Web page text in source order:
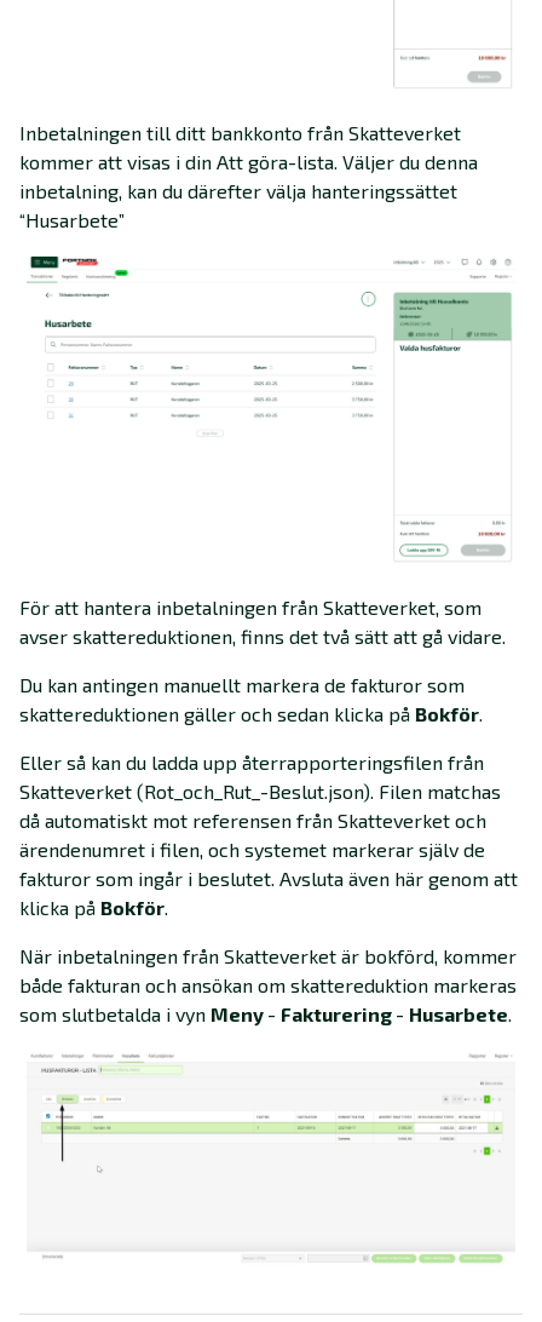
Inbetalningen till ditt bankkonto från Skatteverket
kommer att visas i din Att göra-lista. Väljer du denna
inbetalning, kan du därefter välja hanteringssättet
“Husarbete”
För att hantera inbetalningen från Skatteverket, som
avser skattereduktionen, finns det två sätt att gå vidare.
Du kan antingen manuellt markera de fakturor som
skattereduktionen gäller och sedan klicka på Bokför.
Eller så kan du ladda upp återrapporteringsfilen från
Skatteverket (Rot_och_Rut_-Beslut.json). Filen matchas
då automatiskt mot referensen från Skatteverket och
ärendenumret i filen, och systemet markerar själv de
fakturor som ingår i beslutet. Avsluta även här genom att
klicka på Bokför.
När inbetalningen från Skatteverket är bokförd, kommer
både fakturan och ansökan om skattereduktion markeras
som slutbetalda i vyn Meny - Fakturering - Husarbete.